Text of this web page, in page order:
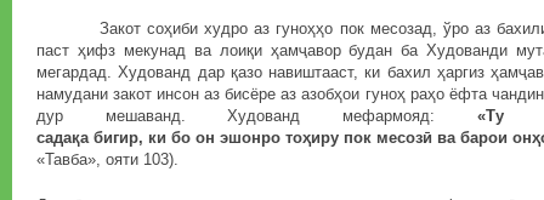
Закот соҳиби худро аз гуноҳҳо пок месозад, ўро аз
паст ҳифз мекунад ва лоиқи ҳамҷавор будан ба Худованди
мегардад. Худованд дар қазо навиштааст, ки бахил ҳаргиз
намудани закот инсон аз бисёре аз азобҳои гуноҳ раҳо ёфта
дур мешаванд. Худованд мефармояд: «Ту
садақа бигир, ки бо он эшонро тоҳиру пок месозӣ ва барои онҳ
«Тавба», ояти 103).